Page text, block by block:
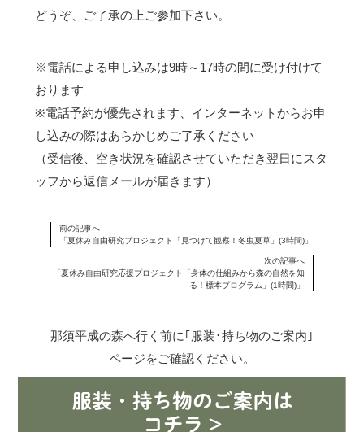
どうぞ、ご了承の上ご参加下さい。
※電話による申し込みは9時～17時の間に受け付けて
おります
※電話予約が優先されます、インターネットからお申
し込みの際はあらかじめご了承ください
（受信後、空き状況を確認させていただき翌日にスタ
ッフから返信メールが届きます）
前の記事へ
「夏休み自由研究プロジェクト「見つけて観察！冬虫夏草」(3時間)」
次の記事へ
「夏休み自由研究応援プロジェクト「身体の仕組みから森の自然を知
る！標本プログラム」(1時間)」
那須平成の森へ行く前に｢服装･持ち物のご案内｣
ページをご確認ください。